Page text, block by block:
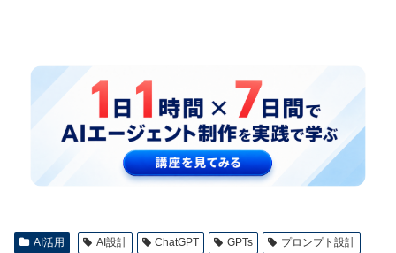
AI活用 AI設計 ChatGPT GPTs
プロンプト設計